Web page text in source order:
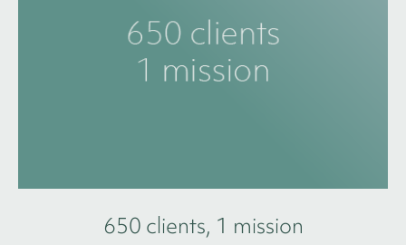
650 clients, 1 mission